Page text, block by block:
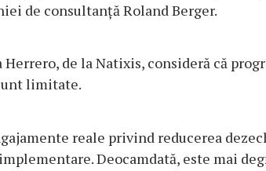
de consultanţă Roland Berger.
de la Natixis, consideră că
limitate.
reale privind reducerea
Deocamdată, este mai